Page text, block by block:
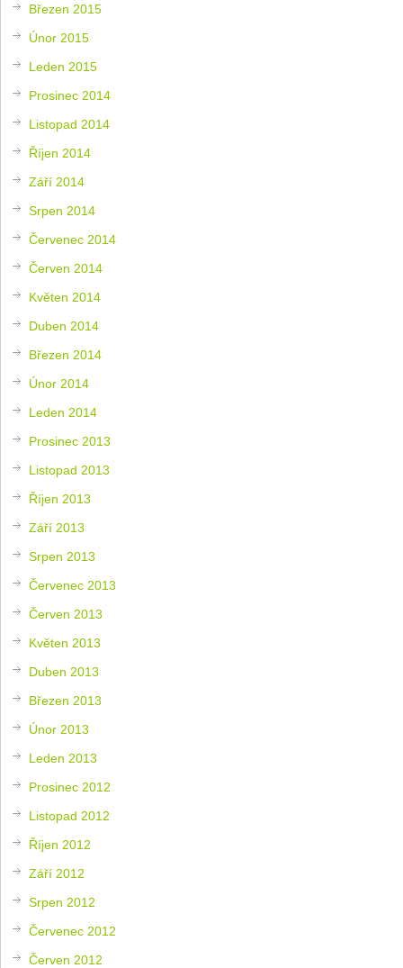
Březen 2015
Únor 2015
Leden 2015
Prosinec 2014
Listopad 2014
Říjen 2014
Září 2014
Srpen 2014
Červenec 2014
Červen 2014
Květen 2014
Duben 2014
Březen 2014
Únor 2014
Leden 2014
Prosinec 2013
Listopad 2013
Říjen 2013
Září 2013
Srpen 2013
Červenec 2013
Červen 2013
Květen 2013
Duben 2013
Březen 2013
Únor 2013
Leden 2013
Prosinec 2012
Listopad 2012
Říjen 2012
Září 2012
Srpen 2012
Červenec 2012
Červen 2012